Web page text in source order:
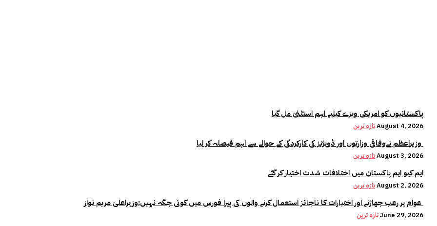
پاکستانیوں کو امریکی ویزے کیلیے اہم استثنیٰ مل گیا
تازہ ترینAugust 4, 2026
تازہ ترینAugust 3, 2026
ایم کیو ایم پاکستان میں اختلافات شدت اختیار کر گئے
تازہ ترینAugust 2, 2026
تازہ ترینJune 29, 2026